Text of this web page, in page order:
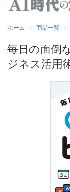
ホーム 商品一覧
毎日の面倒
ジネス活用